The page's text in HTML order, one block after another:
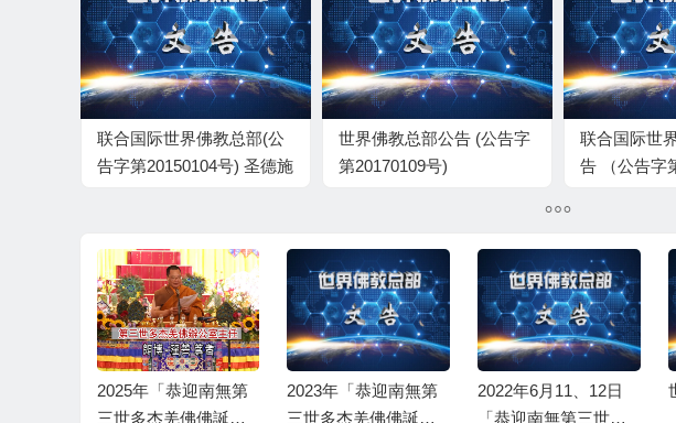
联合国际世界佛教总部(公
告字第20150104号) 圣德施
世界佛教总部公告 (公告字
第20170109号)
联合国际世
告 （公告字
2025年「恭迎南無第
三世多杰羌佛佛誕」
2023年「恭迎南無第
三世多杰羌佛佛誕及
2022年6月11、12日
「恭迎南無第三世多